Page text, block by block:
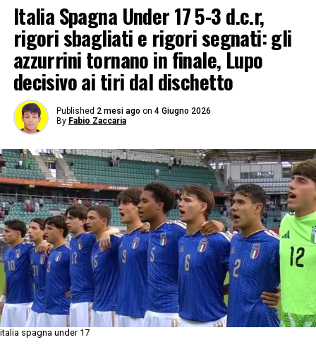
Italia Spagna Under 17 5-3 d.c.r,
rigori sbagliati e rigori segnati: gli
azzurrini tornano in finale, Lupo
decisivo ai tiri dal dischetto
Published 2 mesi ago on 4 Giugno 2026
By Fabio Zaccaria
italia spagna under 17